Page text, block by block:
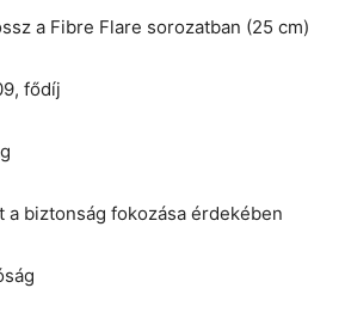
a Fibre Flare sorozatban (25 cm)
fődíj
biztonság fokozása érdekében